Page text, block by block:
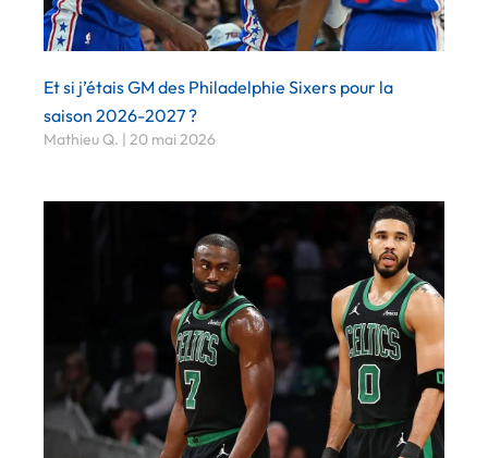
Et si j’étais GM des Philadelphie Sixers pour la
saison 2026-2027 ?
Mathieu Q. 20 mai 2026